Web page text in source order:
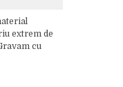
extrem de
cu